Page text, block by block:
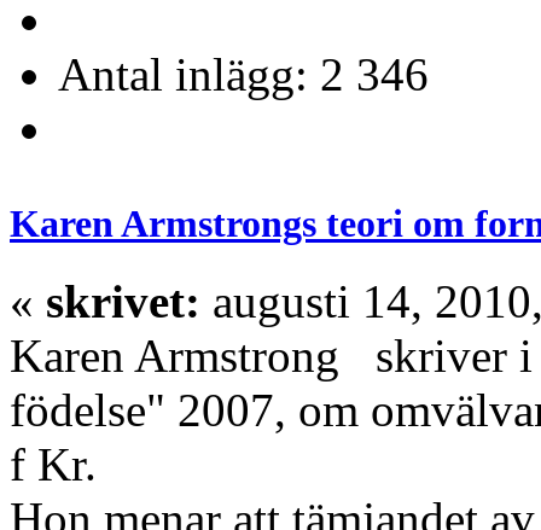
Antal inlägg: 2 346
Karen Armstrongs teori om
« skrivet: augusti 14,
Karen Armstrong skriver
födelse" 2007, om
f Kr.
Hon menar att tämjandet